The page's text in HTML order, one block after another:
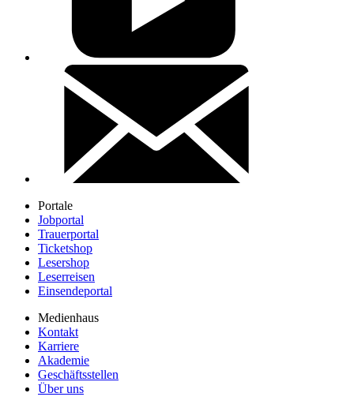
Portale
Jobportal
Trauerportal
Ticketshop
Lesershop
Leserreisen
Einsendeportal
Medienhaus
Kontakt
Karriere
Akademie
Geschäftsstellen
Über uns